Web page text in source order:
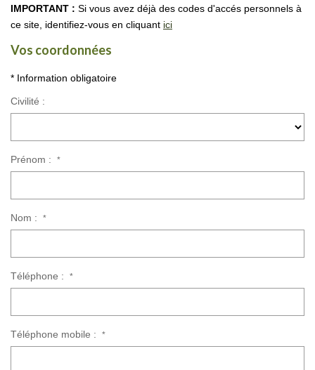
IMPORTANT : Si vous avez déjà des codes d'accés personnels à
ce site, identifiez-vous en cliquant ici
Vos coordonnées
* Information obligatoire
Civilité :
Prénom : *
Nom : *
Téléphone : *
Téléphone mobile : *